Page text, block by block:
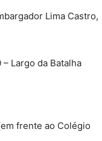
Lima Castro,
Largo da Batalha
frente ao Colégio